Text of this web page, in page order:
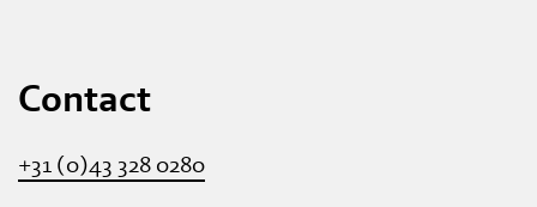
Contact
+31 (0)43 328 0280